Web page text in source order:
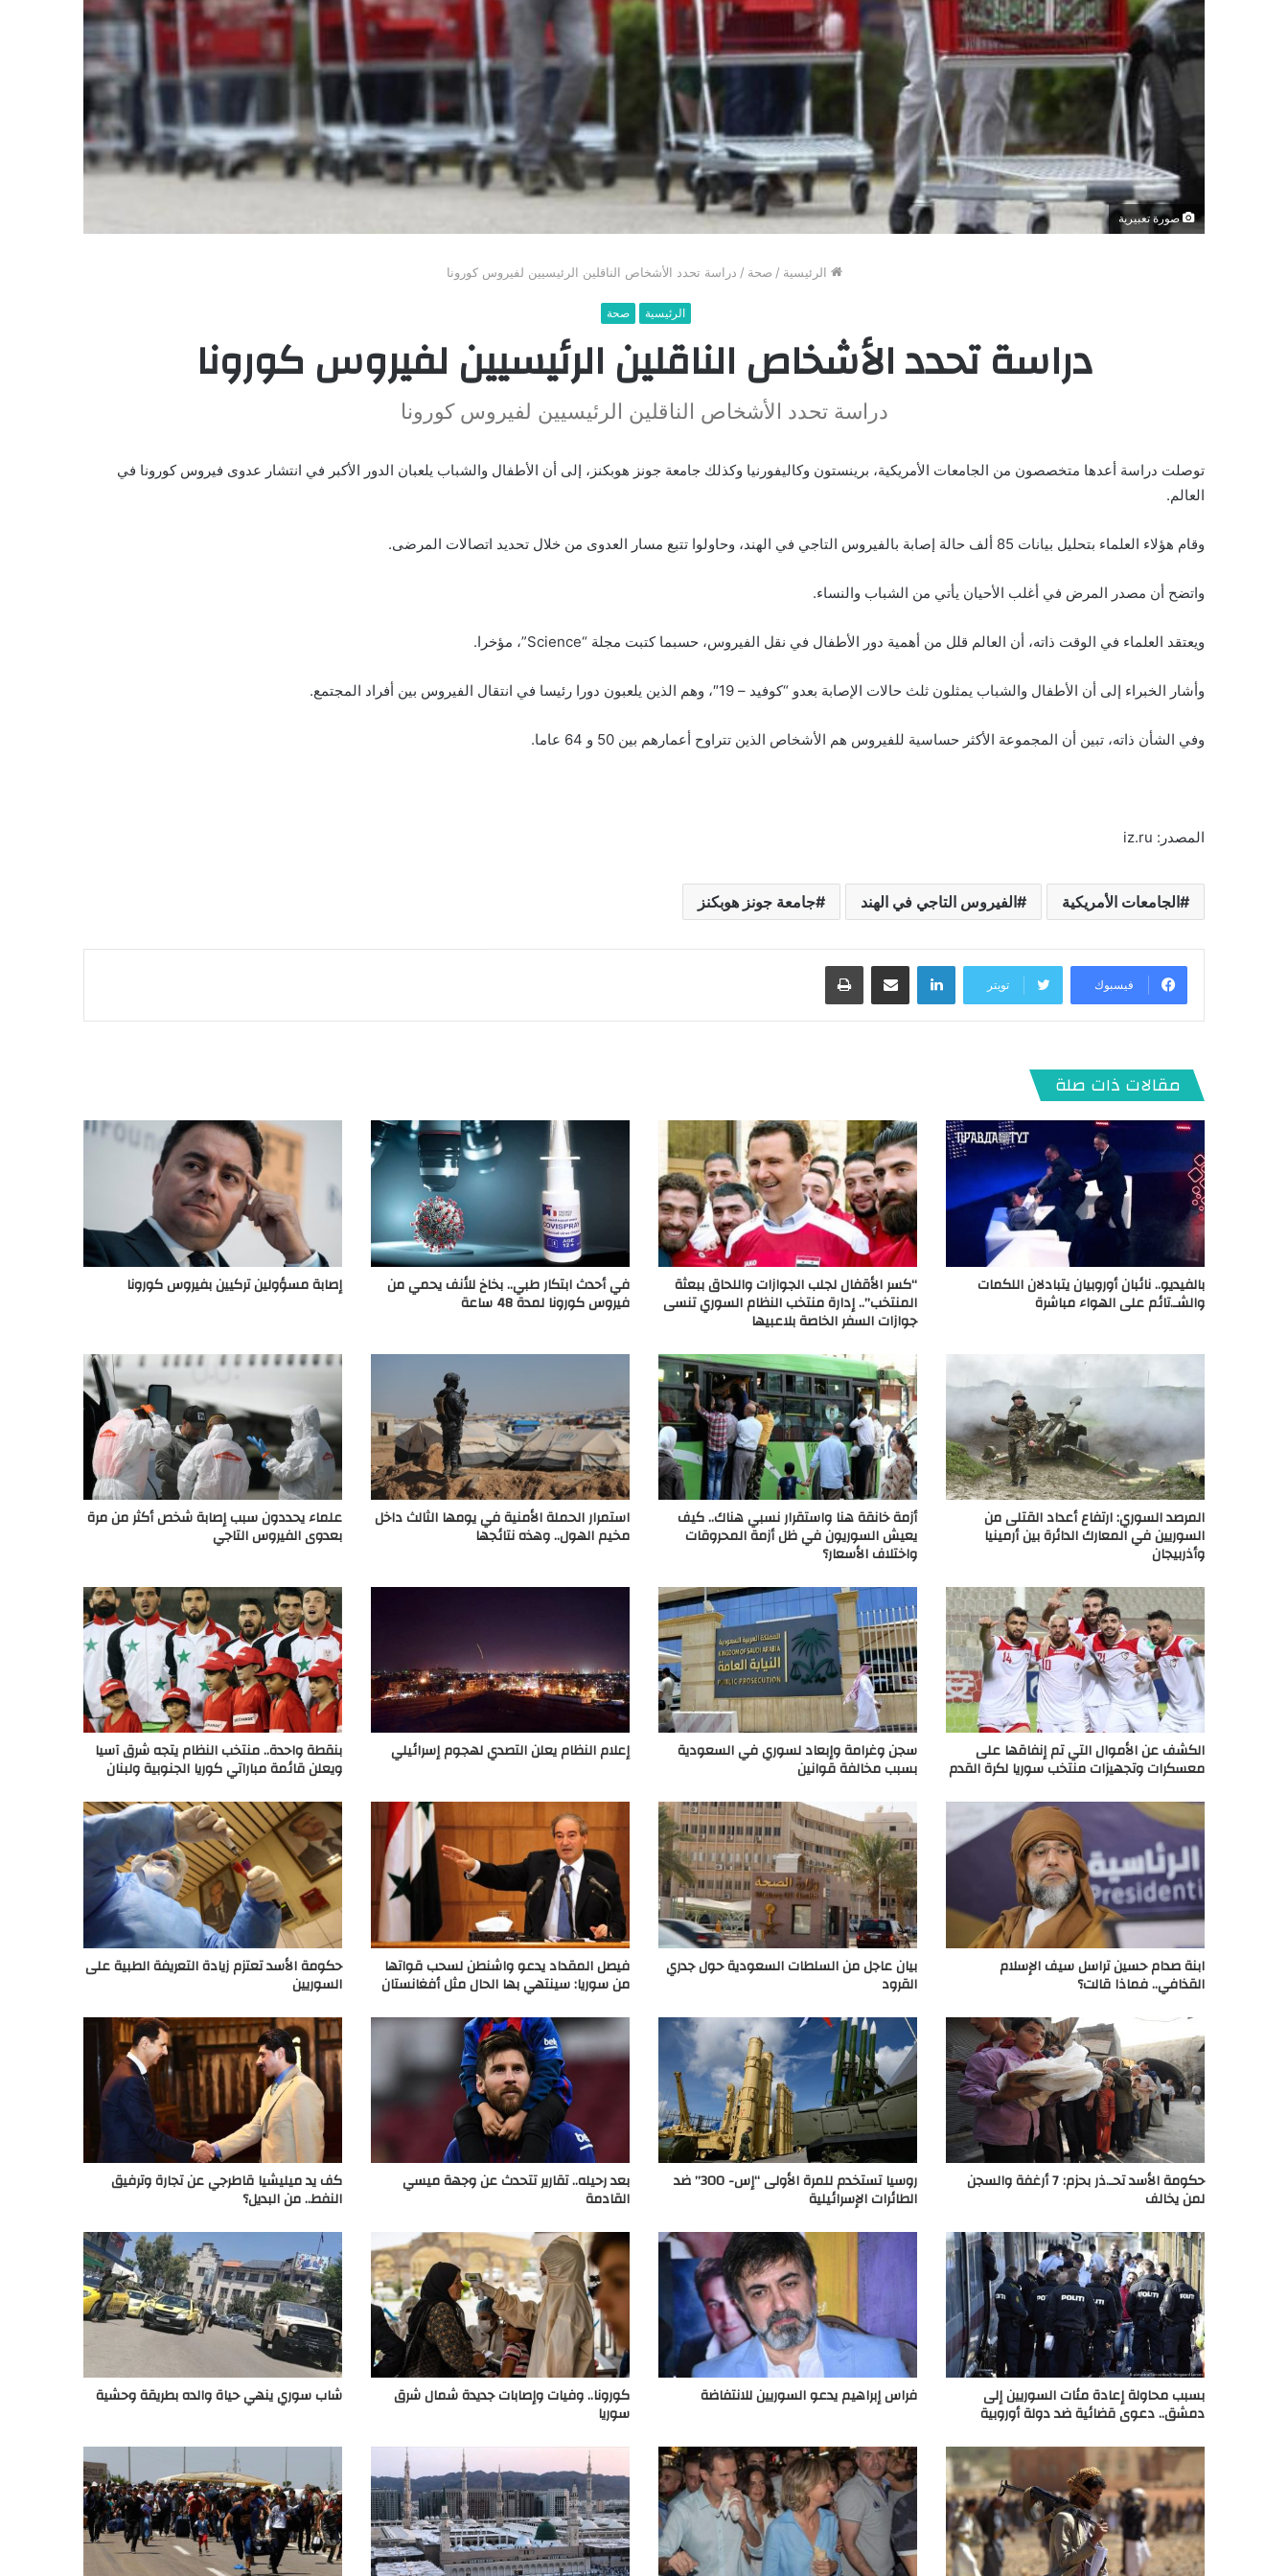
صورة تعبيرية
الرئيسية / صحة / دراسة تحدد الأشخاص الناقلين الرئيسيين لفيروس كورونا
الرئيسية صحة
دراسة تحدد الأشخاص الناقلين الرئيسيين لفيروس كورونا
دراسة تحدد الأشخاص الناقلين الرئيسيين لفيروس كورونا
توصلت دراسة أعدها متخصصون من الجامعات الأمريكية، برينستون وكاليفورنيا وكذلك جامعة جونز هوبكنز، إلى أن الأطفال والشباب يلعبان الدور الأكبر في انتشار عدوى فيروس كورونا في
العالم.
وقام هؤلاء العلماء بتحليل بيانات 85 ألف حالة إصابة بالفيروس التاجي في الهند، وحاولوا تتبع مسار العدوى من خلال تحديد اتصالات المرضى.
واتضح أن مصدر المرض في أغلب الأحيان يأتي من الشباب والنساء.
ويعتقد العلماء في الوقت ذاته، أن العالم قلل من أهمية دور الأطفال في نقل الفيروس، حسبما كتبت مجلة “Science”، مؤخرا.
وأشار الخبراء إلى أن الأطفال والشباب يمثلون ثلث حالات الإصابة بعدو “كوفيد – 19″، وهم الذين يلعبون دورا رئيسا في انتقال الفيروس بين أفراد المجتمع.
وفي الشأن ذاته، تبين أن المجموعة الأكثر حساسية للفيروس هم الأشخاص الذين تتراوح أعمارهم بين 50 و 64 عاما.
المصدر: iz.ru
الجامعات الأمريكية الفيروس التاجي في الهند جامعة جونز هوبكنز
فيسبوك تويتر
لينكدإن
مقالات ذات صلة
بالفيديو.. نائبان أوروبيان يتبادلان اللكمات
والشـ.تائم على الهواء مباشرة
“كسر الأقفال لجلب الجوازات واللحاق ببعثة
المنتخب”.. إدارة منتخب النظام السوري تنسى
جوازات السفر الخاصة بلاعبيها
في أحدث ابتكار طبي.. بخاخ للأنف يحمي من
فيروس كورونا لمدة 48 ساعة
إصابة مسؤولين تركيين بفيروس كورونا
المرصد السوري: ارتفاع أعداد القتلى من
السوريين في المعارك الدائرة بين أرمينيا
وأذربيجان
أزمة خانقة هنا واستقرار نسبي هناك.. كيف
يعيش السوريون في ظل أزمة المحروقات
واختلاف الأسعار؟
استمرار الحملة الأمنية في يومها الثالث داخل
مخيم الهول.. وهذه نتائجها
علماء يحددون سبب إصابة شخص أكثر من مرة
بعدوى الفيروس التاجي
الكشف عن الأموال التي تم إنفاقها على
معسكرات وتجهيزات منتخب سوريا لكرة القدم
سجن وغرامة وإبعاد لسوري في السعودية
بسبب مخالفة قوانين
إعلام النظام يعلن التصدي لهجوم إسرائيلي بنقطة واحدة.. منتخب النظام يتجه شرق آسيا
ويعلن قائمة مباراتي كوريا الجنوبية ولبنان
ابنة صدام حسين تراسل سيف الإسلام
القذافي.. فماذا قالت؟
بيان عاجل من السلطات السعودية حول جدري
القرود
فيصل المقداد يدعو واشنطن لسحب قواتها
من سوريا: سينتهي بها الحال مثل أفغانستان
حكومة الأسد تعتزم زيادة التعريفة الطبية على
السوريين
حكومة الأسد تحـ.ذر بحزم: 7 أرغفة والسجن
لمن يخالف
روسيا تستخدم للمرة الأولى “إس- 300” ضد
الطائرات الإسرائيلية
بعد رحيله.. تقارير تتحدث عن وجهة ميسي
القادمة
كف يد ميليشيا قاطرجي عن تجارة وترفيق
النفط.. من البديل؟
بسبب محاولة إعادة مئات السوريين إلى
دمشق.. دعوى قضائية ضد دولة أوروبية
فراس إبراهيم يدعو السوريين للانتفاضة كورونا.. وفيات وإصابات جديدة شمال شرق
سوريا
شاب سوري ينهي حياة والده بطريقة وحشية